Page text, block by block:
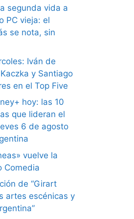
segunda vida a
PC vieja: el
se nota, sin
Iván de
y Santiago
en el Top Five
hoy: las 10
que lideran el
6 de agosto
vuelve la
Comedia
de “Girart
artes escénicas y